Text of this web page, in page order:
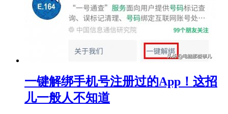
​一键解绑手机号注册过的App！这招
儿一般人不知道